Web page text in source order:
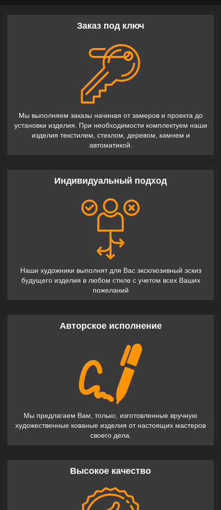
Заказ под ключ
Мы выполняем заказы начиная от замеров и проекта до
установки изделия. При необходимости комплектуем наши
изделия текстилем, стеклом, деревом, камнем и
автоматикой.
Индивидуальный подход
Наши художники выполнят для Вас эксклюзивный эскиз
будущего изделия в любом стиле с учетом всех Ваших
пожеланий
Авторское исполнение
Мы предлагаем Вам, только, изготовленные вручную
художественные кованые изделия от настоящих мастеров
своего дела.
Высокое качество